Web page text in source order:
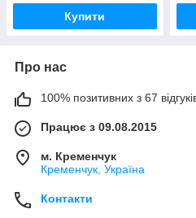
Купити
Про нас
100% позитивних з 67
Працює з 09.08.2015
м. Кременчук
Кременчук, Україна
Контакти